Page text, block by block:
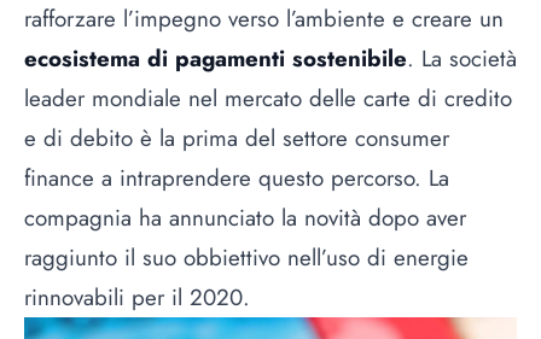
rafforzare l’impegno verso l’ambiente e creare un
ecosistema di pagamenti sostenibile. La società
leader mondiale nel mercato delle carte di credito
e di debito è la prima del settore consumer
finance a intraprendere questo percorso. La
compagnia ha annunciato la novità dopo aver
raggiunto il suo obbiettivo nell’uso di energie
rinnovabili per il 2020.